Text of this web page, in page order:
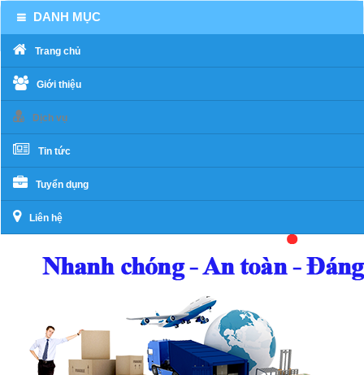
DANH MỤC
Trang chủ
Giới thiệu
Dịch vụ
Tin tức
Tuyển dụng
Liên hệ